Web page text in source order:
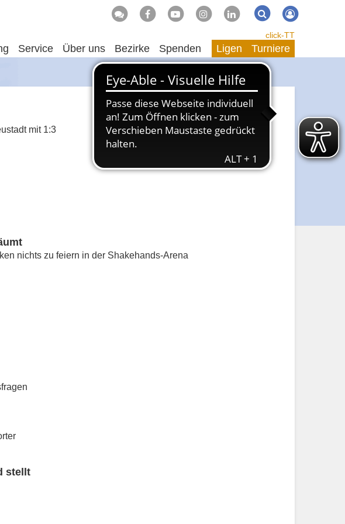
Suche Suchen
Service Über uns Bezirke Spenden
click-TT
Ligen Turniere
mit 1:3
nichts zu feiern in der Shakehands-Arena
stellt